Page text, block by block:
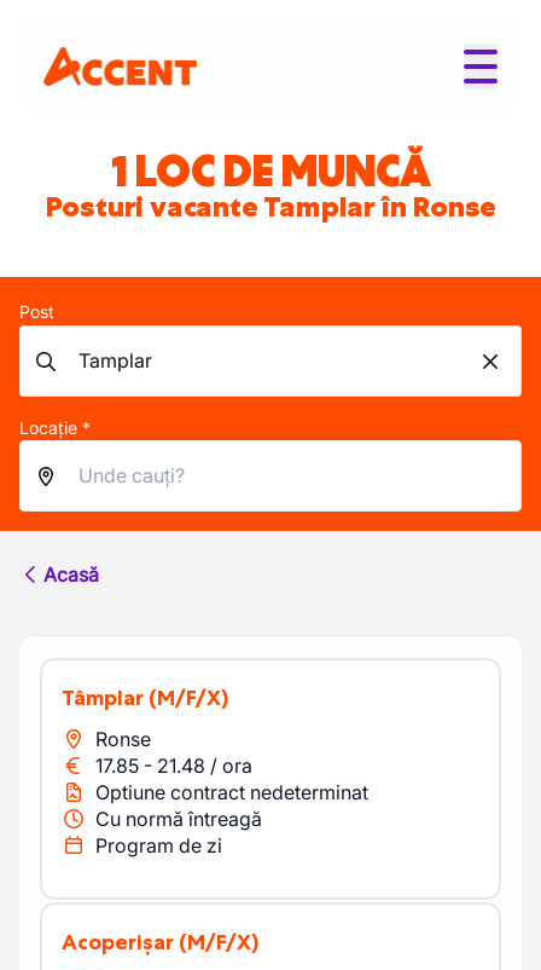
1 LOC DE MUNCĂ
Posturi vacante Tamplar în Ronse
Post
Locație *
Acasă
Tâmplar (M/F/X)
Ronse
17.85 - 21.48 / ora
Optiune contract nedeterminat
Cu normă întreagă
Program de zi
Acoperișar (M/F/X)